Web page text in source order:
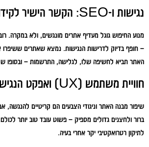
נגישות ו-SEO: הקשר הישיר לקידום אורגני בגוגל
– חופף בדיוק לדרישות הנגישות. נמצא שאתרים ששיפרו
האתר תביא לחשיפה שלו, לגלישה, התרשמות – ובסופו
חוויית משתמש (UX) ואפקט הנגישות על כלל הגולשים
שיפור מבנה האתר וניגודי הצבעים הם קריטיים
ברור ולחצנים גדולים מספיק – פשוט עובד טוב יותר
לתיקון רטרואקטיבי יקר אחרי בעיה.